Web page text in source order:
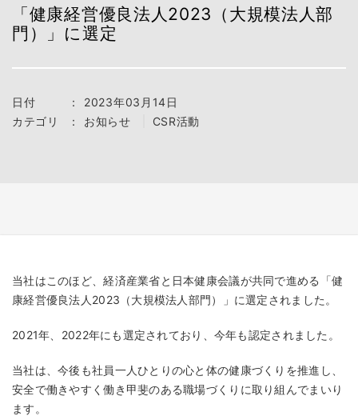
「健康経営優良法人2023（大規模法人部
門）」に選定
日付 ：
2023年03月14日
カテゴリ
： お知らせ CSR活動
当社はこのほど、経済産業省と日本健康会議が共同で進める「健
康経営優良法人2023（大規模法人部門）」に選定されました。
2021年、2022年にも選定されており、今年も認定されました。
当社は、今後も社員一人ひとりの心と体の健康づくりを推進し、
安全で働きやすく働き甲斐のある職場づくりに取り組んでまいり
ます。